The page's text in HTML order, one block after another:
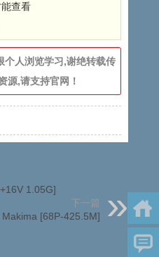
查看
个人浏览学习,谢绝转载传
源,请支持官网！
1.05G]
下一篇
[68P-425.5M]